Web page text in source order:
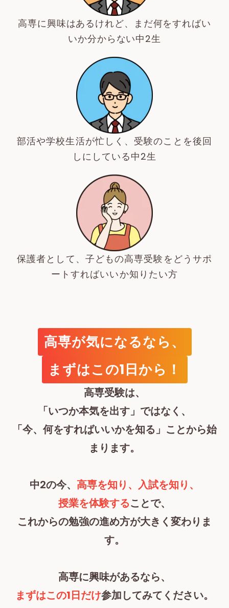
高専に興味はあるけれど、まだ何をすればい
いか分からない中2生
部活や学校生活が忙しく、受験のことを後回
しにしている中2生
保護者として、子どもの高専受験をどうサポ
ートすればいいか知りたい方
高専が気になるなら、
まずはこの1日から！
高専受験は、
「いつか本気を出す」ではなく、
「今、何をすればいいかを知る」ことから始
まります。
中2の今、 高専を知り、入試を知り、
授業を体験することで、
これからの勉強の進め方が大きく変わりま
す。
高専に興味があるなら、
まずはこの1日だけ参加してみてください。